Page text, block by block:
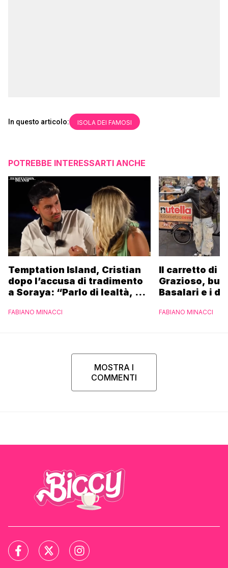
In questo articolo: ISOLA DEI FAMOSI
POTREBBE INTERESSARTI ANCHE
Temptation Island, Cristian
dopo l’accusa di tradimento
a Soraya: “Parlo di lealtà, ma
FABIANO MINACCI
Il carretto di
Grazioso,
Basalari e i
Ferrero”
FABIANO MINACCI
MOSTRA I
COMMENTI